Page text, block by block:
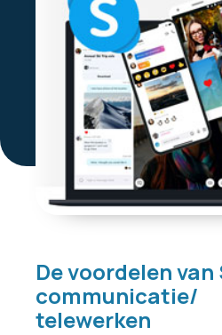
De voordelen van
communicatie/
telewerken